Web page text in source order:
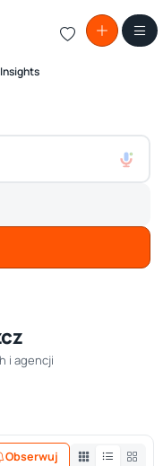
Insights
i agencji
Obserwuj